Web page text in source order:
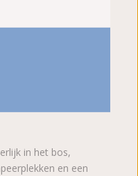
in het bos,
en een